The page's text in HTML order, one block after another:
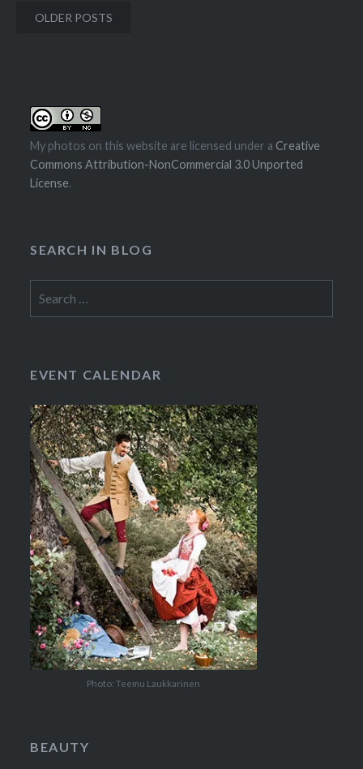
Posts
OLDER POSTS
My photos on this website are licensed under a Creative
Commons Attribution-NonCommercial 3.0 Unported
License.
SEARCH IN BLOG
for:
EVENT CALENDAR
Photo: Teemu Laukkarinen
BEAUTY